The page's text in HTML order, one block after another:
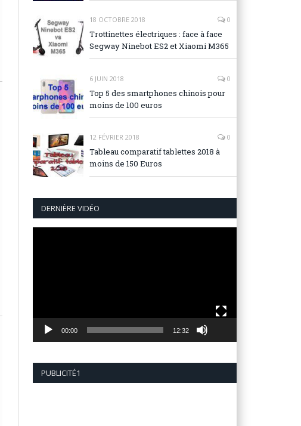
18 OCTOBRE 2018 0
Trottinettes électriques : face à face
Segway Ninebot ES2 et Xiaomi M365
6 JUIN 2018 0
Top 5 des smartphones chinois pour
moins de 100 euros
12 FÉVRIER 2018 0
Tableau comparatif tablettes 2018 à
moins de 150 Euros
DERNIÈRE VIDÉO
00:00 12:32
PUBLICITÉ1